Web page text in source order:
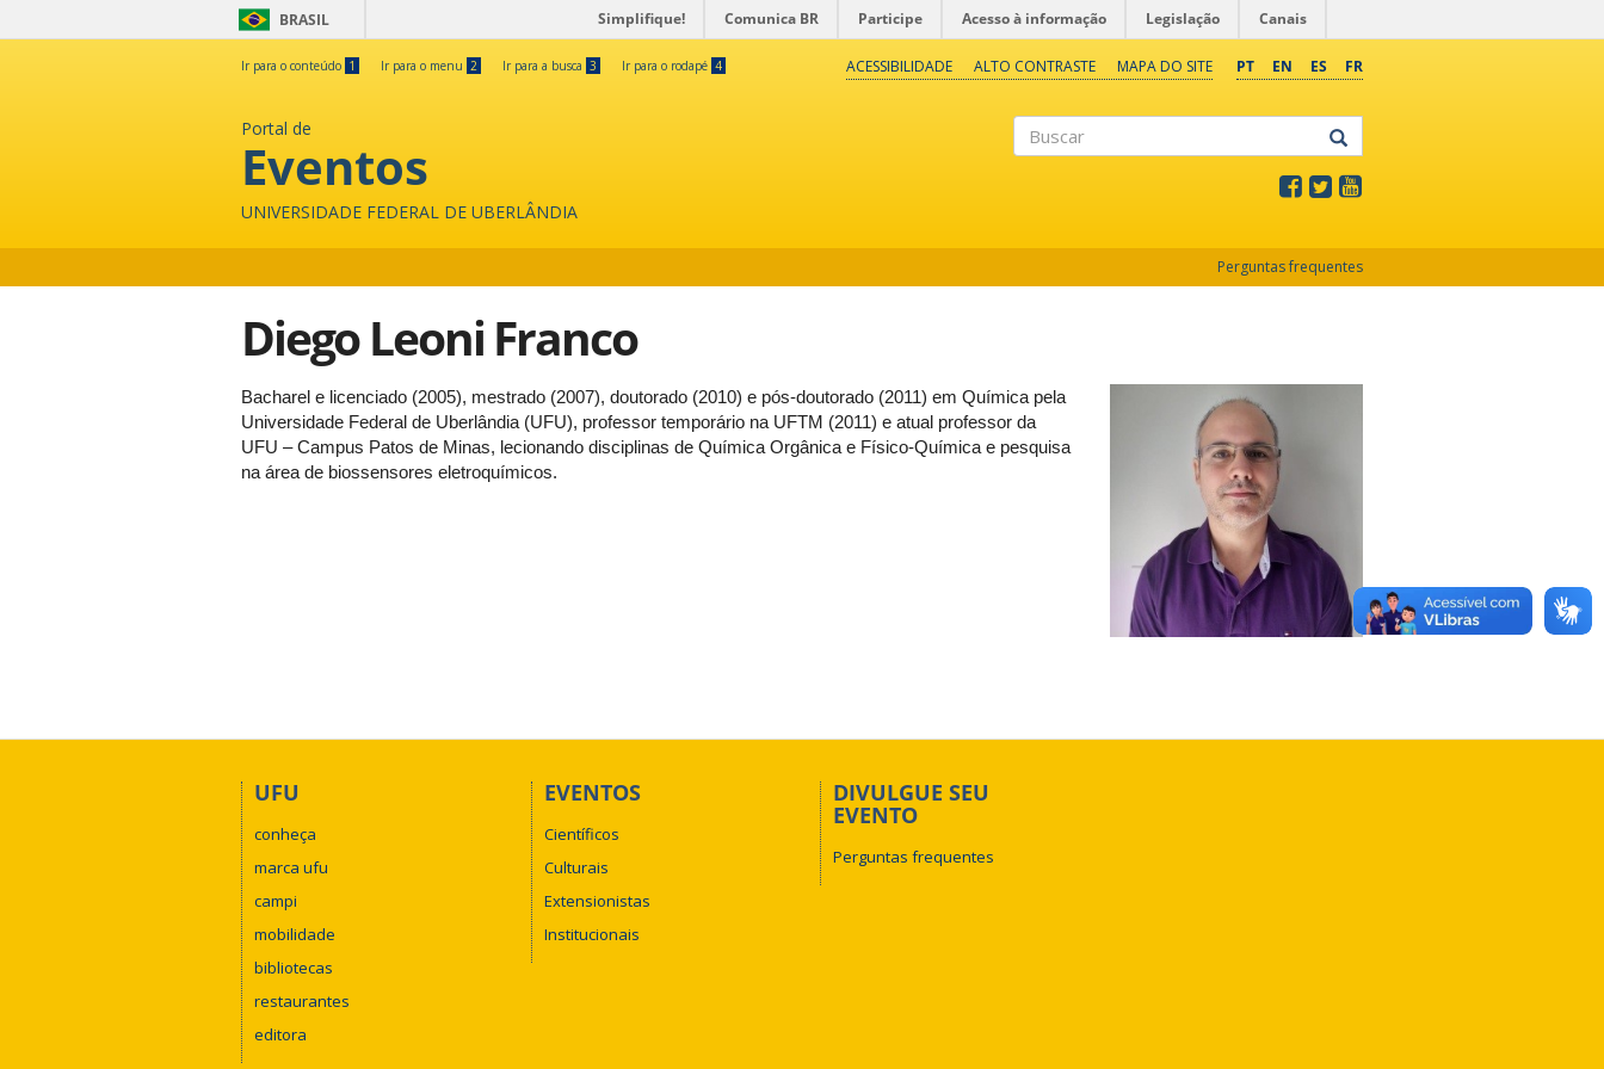
BRASIL Simplifique! Comunica BR Participe Acesso à informação Legislação Canais
Ir para o conteúdo 1 Ir para o menu 2 Ir para a busca 3 Ir para o rodapé 4 PT EN ES FR
ACESSIBILIDADE ALTO CONTRASTE MAPA DO SITE
Portal de
Eventos
UNIVERSIDADE FEDERAL DE UBERLÂNDIA
Perguntas frequentes
Diego Leoni Franco
Bacharel e licenciado (2005), mestrado (2007), doutorado (2010) e pós-doutorado (2011) em Química pela
Universidade Federal de Uberlândia (UFU), professor temporário na UFTM (2011) e atual professor da
UFU – Campus Patos de Minas, lecionando disciplinas de Química Orgânica e Físico-Química e pesquisa
na área de biossensores eletroquímicos.
UFU
conheça
marca ufu
campi
mobilidade
bibliotecas
restaurantes
editora
EVENTOS
Científicos
Culturais
Extensionistas
Institucionais
DIVULGUE SEU
EVENTO
Perguntas frequentes